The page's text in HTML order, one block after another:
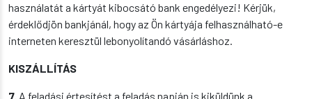
használatát a kártyát kibocsátó bank engedélyezi! Kérjük,
érdeklődjön bankjánál, hogy az Ön kártyája felhasználható-e
interneten keresztül lebonyolítandó vásárláshoz.
KISZÁLLÍTÁS
7. A feladási értesítést a feladás napján is kiküldünk a